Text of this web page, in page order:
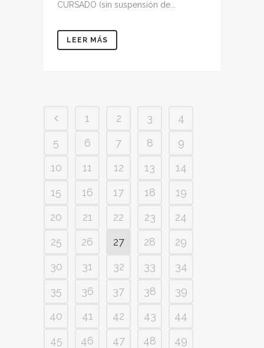
CURSADO (sin suspensión de...
LEER MÁS
1 2 3
4
5
6 7 8
9
10
11 12 13
14
15
16 17 18
19
20
21 22 23
24
25
26 27 28
29
30
31 32 33
34
35
36 37 38
39
40
41 42 43
44
45
46 47 48
49